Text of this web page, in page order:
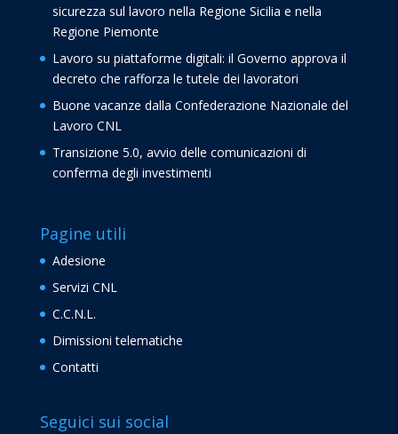
sicurezza sul lavoro nella Regione Sicilia e nella
Regione Piemonte
Lavoro su piattaforme digitali: il Governo approva il
decreto che rafforza le tutele dei lavoratori
Buone vacanze dalla Confederazione Nazionale del
Lavoro CNL
Transizione 5.0, avvio delle comunicazioni di
conferma degli investimenti
Pagine utili
Adesione
Servizi CNL
C.C.N.L.
Dimissioni telematiche
Contatti
Seguici sui social